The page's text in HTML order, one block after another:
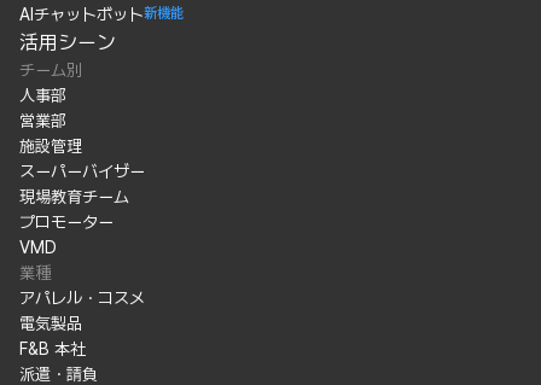
AIチャットボット新機能
活用シーン
チーム別
人事部
営業部
施設管理
スーパーバイザー
現場教育チーム
プロモーター
VMD
業種
アパレル・コスメ
電気製品
F&B 本社
派遣・請負